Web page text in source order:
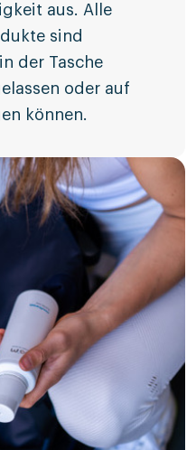
aus. Alle
sind
der Tasche
oder auf
können.